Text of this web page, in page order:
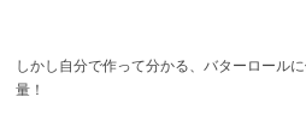
しかし自分で作って分かる、バターロール
量！